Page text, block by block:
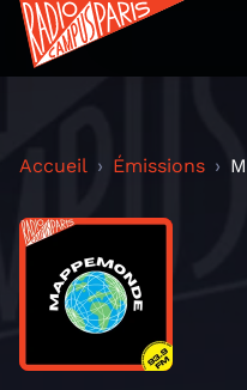
Accueil Émissions